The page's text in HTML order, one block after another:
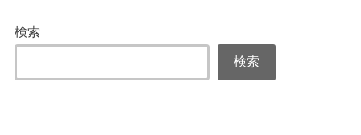
検索
検索